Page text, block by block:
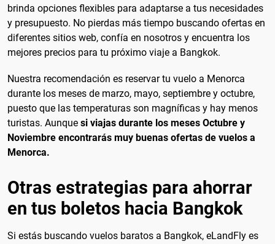
brinda opciones flexibles para adaptarse a tus necesidades
y presupuesto. No pierdas más tiempo buscando ofertas en
diferentes sitios web, confía en nosotros y encuentra los
mejores precios para tu próximo viaje a Bangkok.
Nuestra recomendación es reservar tu vuelo a Menorca
durante los meses de marzo, mayo, septiembre y octubre,
puesto que las temperaturas son magníficas y hay menos
turistas. Aunque si viajas durante los meses Octubre y
Noviembre encontrarás muy buenas ofertas de vuelos a
Menorca.
Otras estrategias para ahorrar
en tus boletos hacia Bangkok
Si estás buscando vuelos baratos a Bangkok, eLandFly es